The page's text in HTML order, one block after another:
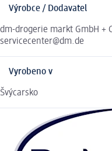
Výrobce / Dodavatel
dm-drogerie markt GmbH +
servicecenter@dm.de
Vyrobeno v
Švýcarsko